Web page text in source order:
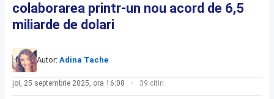
colaborarea printr-un nou acord de 6,5
miliarde de dolari
Autor: Adina Tache
joi, 25 septembrie 2025, ora 16:08 39 citiri